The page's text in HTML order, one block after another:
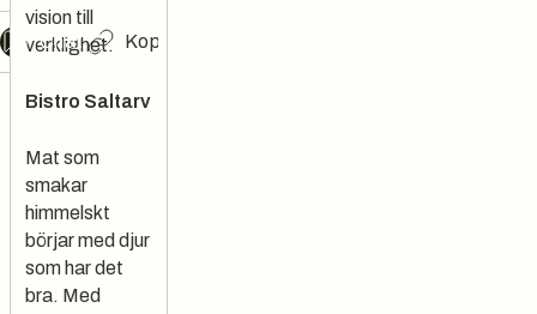
Chat Kopiera länk
vision till
verklighet.
Bistro Saltarv
Mat som
smakar
himmelskt
börjar med djur
som har det
bra. Med